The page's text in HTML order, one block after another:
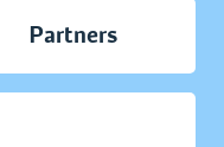
Partners